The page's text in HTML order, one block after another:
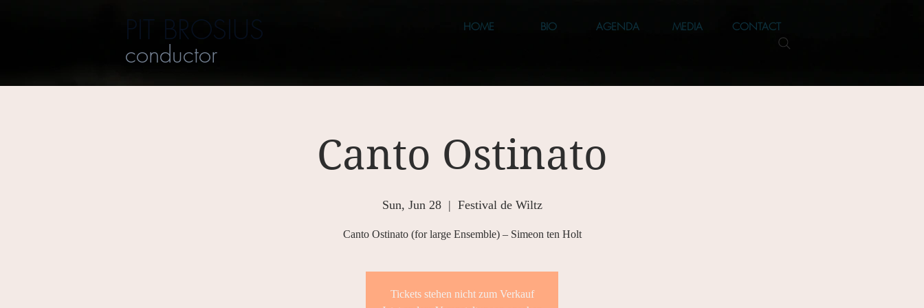
PIT BROSIUS
conductor
HOME BIO AGENDA MEDIA CONTACT
Canto Ostinato
Sun, Jun 28
  |
Festival de Wiltz
Canto Ostinato (for large Ensemble) – Simeon ten Holt
Tickets stehen nicht zum Verkauf